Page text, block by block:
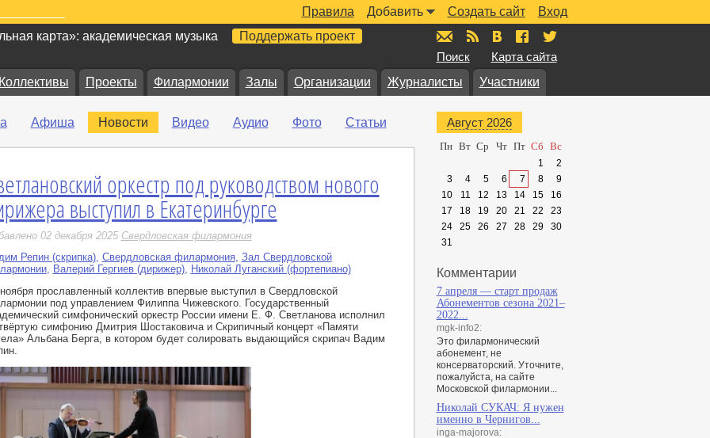
Вход
Создать сайт
Добавить
Правила
карта»: академическая музыка Поддержать проект
Поиск Карта сайта
Коллективы Проекты Филармонии Залы Организации Журналисты Участники
Афиша Новости Видео Аудио Фото Статьи
оркестр под руководством нового
выступил в Екатеринбурге
02 декабря 2025 Свердловская филармония
Репин (скрипка), Свердловская филармония, Зал Свердловской
, Валерий Гергиев (дирижер), Николай Луганский (фортепиано)
прославленный коллектив впервые выступил в Свердловской
под управлением Филиппа Чижевского. Государственный
симфонический оркестр России имени Е. Ф. Светланова исполнил
симфонию Дмитрия Шостаковича и Скрипичный концерт «Памяти
Альбана Берга, в котором будет солировать выдающийся скрипач Вадим
Август 2026
Пн Вт Ср Чт Пт Сб Вс
1
2
3
4 5 6 7 8
9
10
11 12 13 14 15
16
17
18 19 20 21 22
23
24
25 26 27 28 29
30
31
Комментарии
7 апреля — старт продаж
Абонементов сезона 2021–
2022...
mgk-info2:
Это филармонический
абонемент, не
консерваторский. Уточните,
пожалуйста, на сайте
Московской филармонии...
Николай СУКАЧ: Я нужен
именно в Чернигов...
inga-majorova: